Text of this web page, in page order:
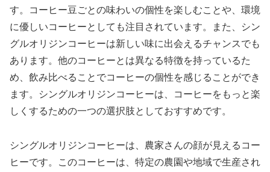
す。コーヒー豆ごとの味わいの個性を楽しむことや、環境
に優しいコーヒーとしても注目されています。また、シン
グルオリジンコーヒーは新しい味に出会えるチャンスでも
あります。他のコーヒーとは異なる特徴を持っているた
め、飲み比べることでコーヒーの個性を感じることができ
ます。シングルオリジンコーヒーは、コーヒーをもっと楽
しくするための一つの選択肢としておすすめです。
シングルオリジンコーヒーは、農家さんの顔が見えるコー
ヒーです。このコーヒーは、特定の農園や地域で生産され